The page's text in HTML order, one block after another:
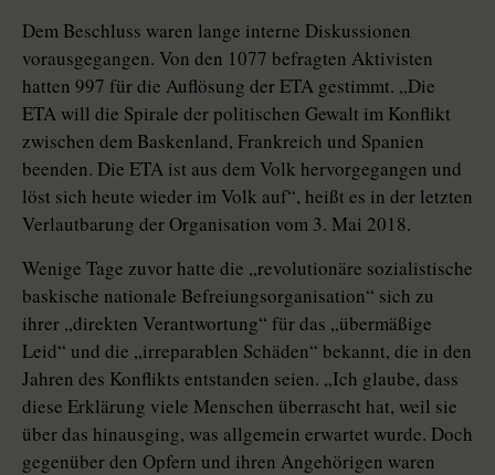
Dem Beschluss waren lange interne Diskussionen
vorausgegangen. Von den 1077 befragten Aktivisten
hatten 997 für die Auflösung der ETA gestimmt. „Die
ETA will die Spirale der politischen Gewalt im Konflikt
zwischen dem Baskenland, Frankreich und Spanien
beenden. Die ETA ist aus dem Volk hervorgegangen und
löst sich heute wieder im Volk auf“, heißt es in der letzten
Verlautbarung der Organisation vom 3. Mai 2018.
Wenige Tage zuvor hatte die „revolutionäre sozialistische
baskische nationale Befreiungsorganisation“ sich zu
ihrer „direkten Verantwortung“ für das „übermäßige
Leid“ und die „irreparablen Schäden“ bekannt, die in den
Jahren des Konflikts entstanden seien. „Ich glaube, dass
diese Erklärung viele Menschen überrascht hat, weil sie
über das hinausging, was allgemein erwartet wurde. Doch
gegenüber den Opfern und ihren Angehörigen waren